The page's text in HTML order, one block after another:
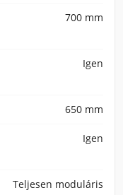
700 mm
Igen
650 mm
Igen
Teljesen moduláris